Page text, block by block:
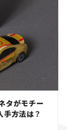
タがモチー
手方法は？